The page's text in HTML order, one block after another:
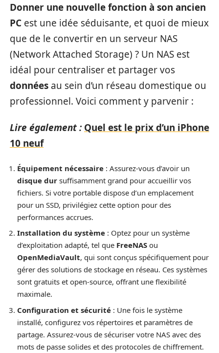
Donner une nouvelle fonction à son ancien
PC est une idée séduisante, et quoi de mieux
que de le convertir en un serveur NAS
(Network Attached Storage) ? Un NAS est
idéal pour centraliser et partager vos
données au sein d’un réseau domestique ou
professionnel. Voici comment y parvenir :
Lire également : Quel est le prix d’un iPhone
10 neuf
Équipement nécessaire : Assurez-vous d’avoir un
disque dur suffisamment grand pour accueillir vos
fichiers. Si votre portable dispose d’un emplacement
pour un SSD, privilégiez cette option pour des
performances accrues.
Installation du système : Optez pour un système
d’exploitation adapté, tel que FreeNAS ou
OpenMediaVault, qui sont conçus spécifiquement pour
gérer des solutions de stockage en réseau. Ces systèmes
sont gratuits et open-source, offrant une flexibilité
maximale.
Configuration et sécurité : Une fois le système
installé, configurez vos répertoires et paramètres de
partage. Assurez-vous de sécuriser votre NAS avec des
mots de passe solides et des protocoles de chiffrement.